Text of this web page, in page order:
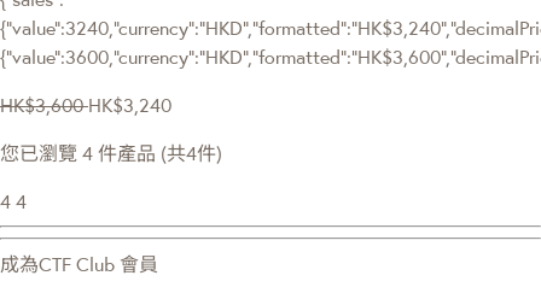
HK$3,600 HK$3,240
您已瀏覽 4 件產品 (共4件)
4 4
成為CTF Club 會員